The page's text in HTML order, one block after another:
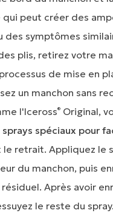
qui peut créer des
des symptômes
plis, retirez votre
de mise en
un manchon sans
l'Iceross® Original,
spéciaux pour
le retrait. Appliquez le
du manchon, puis
Après avoir
le reste du